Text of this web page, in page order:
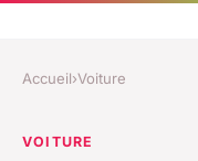
Accueil›Voiture
VOITURE